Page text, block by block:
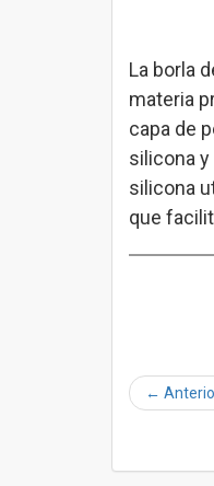
La borla
materia
capa de
silicona
silicona
que
←